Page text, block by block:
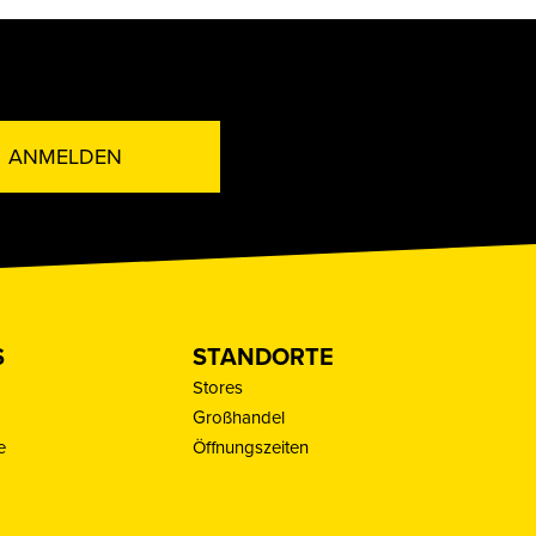
ANMELDEN
STANDORTE
Stores
Großhandel
Öffnungszeiten